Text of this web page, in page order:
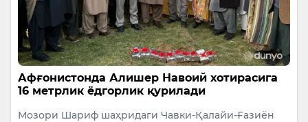
Афғонистонда Алишер Навоий хотирасига
16 метрлик ёдгорлик қурилади
Мозори Шариф шаҳридаги Чавки-Қалайи-Ғазиён